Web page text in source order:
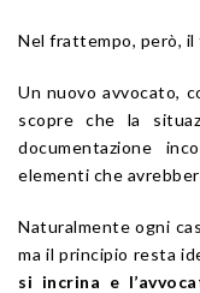
Nel frattempo, però,
Un nuovo avvocato,
scopre che la
documentazione
elementi che
Naturalmente ogni
ma il principio resta
si incrina e